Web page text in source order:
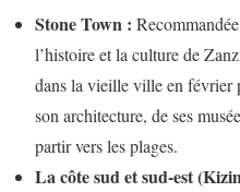
Stone Town :
l’histoire et la culture de
dans la vieille ville en février
son architecture, de ses
partir vers les plages.
La côte sud et sud-est